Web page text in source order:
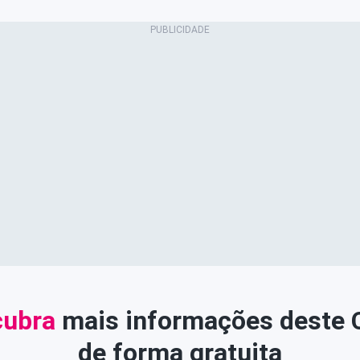
mais informações deste
de forma gratuita